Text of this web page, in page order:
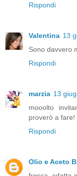
Rispondi
Valentina 13
Sono davvero
Rispondi
marzia 13
mooolto
proverò a fare!
Rispondi
Olio e Aceto